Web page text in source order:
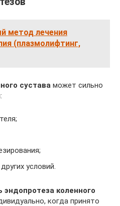
метод лечения
(плазмолифтинг,
сустава может сильно
условий.
эндопротеза коленного
когда принято